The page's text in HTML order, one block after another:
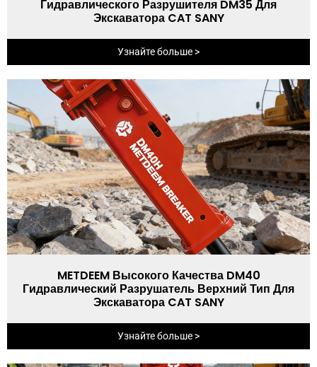
Гидравлического Разрушителя DM35 Для
Экскаватора CAT SANY
Узнайте больше >
METDEEM Высокого Качества DM40
Гидравлический Разрушатель Верхний Тип Для
Экскаватора CAT SANY
Узнайте больше >